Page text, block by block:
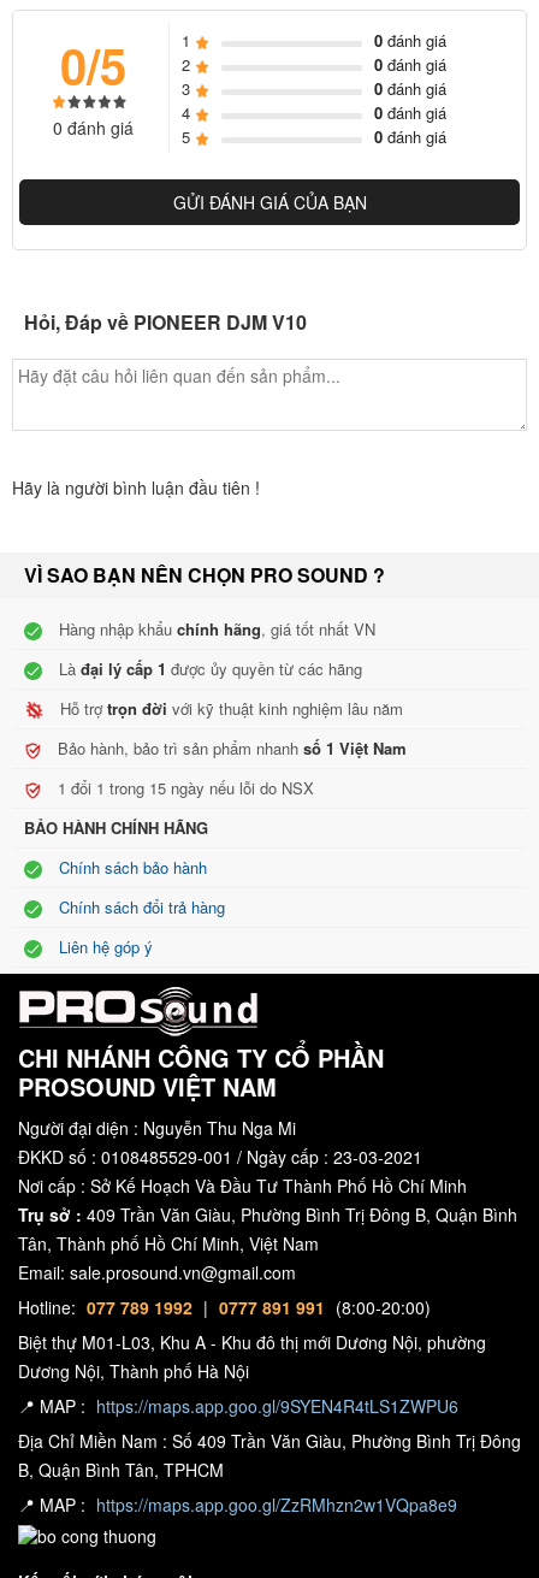
0/5
0 đánh giá
1 0đánh giá
2
0đánh giá
3
0đánh giá
4
0đánh giá
5
0đánh giá
GỬI ĐÁNH GIÁ CỦA BẠN
Hỏi, Đáp về PIONEER DJM V10
Hãy là người bình luận đầu tiên !
VÌ SAO BẠN NÊN CHỌN PRO SOUND ?
Hàng nhập khẩu chính hãng, giá tốt nhất VN
Là đại lý cấp 1 được ủy quyền từ các hãng
Hỗ trợtrọn đời với kỹ thuật kinh nghiệm lâu năm
Bảo hành, bảo trì sản phẩm nhanh số 1 Việt Nam
1 đổi 1 trong 15 ngày nếu lỗi do NSX
BẢO HÀNH CHÍNH HÃNG
Chính sách bảo hành
Chính sách đổi trả hàng
Liên hệ góp ý
CHI NHÁNH CÔNG TY CỔ PHẦN
PROSOUND VIỆT NAM
Người đại diện : Nguyễn Thu Nga Mi
ĐKKD số : 0108485529-001 / Ngày cấp : 23-03-2021
Nơi cấp : Sở Kế Hoạch Và Đầu Tư Thành Phố Hồ Chí Minh
Trụ sở : 409 Trần Văn Giàu, Phường Bình Trị Đông B, Quận Bình
Tân, Thành phố Hồ Chí Minh, Việt Nam
Email: sale.prosound.vn@gmail.com
Hotline: 077 789 1992 | 0777 891 991 (8:00-20:00)
Biệt thự M01-L03, Khu A - Khu đô thị mới Dương Nội, phường
Dương Nội, Thành phố Hà Nội
📍 MAP : https://maps.app.goo.gl/9SYEN4R4tLS1ZWPU6
Địa Chỉ Miền Nam : Số 409 Trần Văn Giàu, Phường Bình Trị Đông
B, Quận Bình Tân, TPHCM
📍 MAP : https://maps.app.goo.gl/ZzRMhzn2w1VQpa8e9